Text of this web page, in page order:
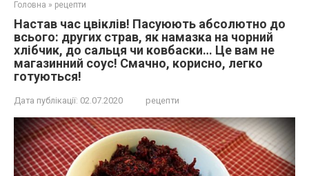
Головна » рецепти
Настав час цвіклів! Пасуюють абсолютно до
всього: других страв, як намазка на чорний
хлібчик, до сальця чи ковбаски… Це вам не
магазинний соус! Смачно, корисно, легко
готуються!
Дата публікації: 02.07.2020 рецепти